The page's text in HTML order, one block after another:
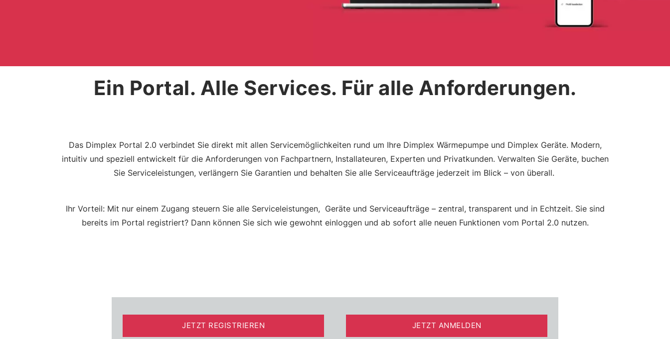
Ein Portal. Alle Services. Für alle Anforderungen.
Das Dimplex Portal 2.0 verbindet Sie direkt mit allen Servicemöglichkeiten rund um Ihre Dimplex Wärmepumpe und Dimplex Geräte. Modern,
intuitiv und speziell entwickelt für die Anforderungen von Fachpartnern, Installateuren, Experten und Privatkunden. Verwalten Sie Geräte, buchen
Sie Serviceleistungen, verlängern Sie Garantien und behalten Sie alle Serviceaufträge jederzeit im Blick – von überall.
Ihr Vorteil: Mit nur einem Zugang steuern Sie alle Serviceleistungen, Geräte und Serviceaufträge – zentral, transparent und in Echtzeit. Sie sind
bereits im Portal registriert? Dann können Sie sich wie gewohnt einloggen und ab sofort alle neuen Funktionen vom Portal 2.0 nutzen.
JETZT REGISTRIEREN JETZT ANMELDEN